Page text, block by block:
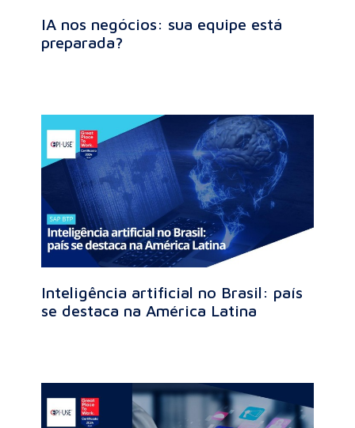
IA nos negócios: sua equipe está
preparada?
Inteligência artificial no Brasil: país
se destaca na América Latina